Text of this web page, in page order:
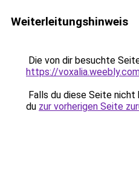
Weiterleitungshinweis
Die von dir besuchte
https://
Falls du diese Seite
du zur vorherigen Seite